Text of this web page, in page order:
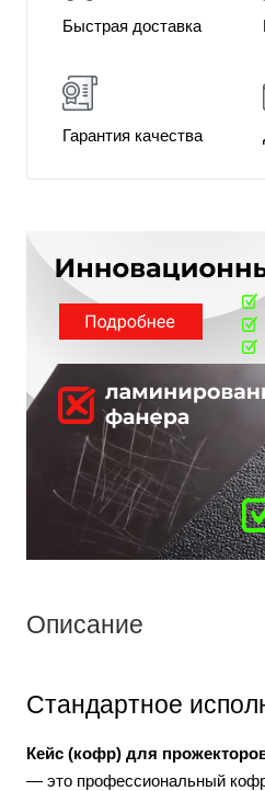
Быстрая доставка
Гарантия качества
Описание
Стандартное
Кейс (кофр) для
— это профессиональный